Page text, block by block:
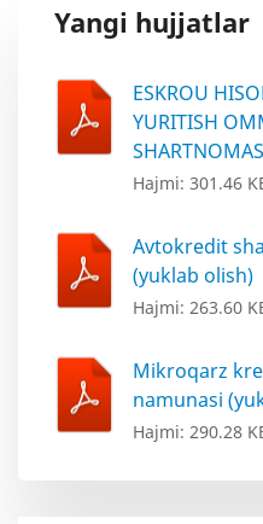
Yangi hujjatlar
ESKROU
YURITISH
Hajmi: 301.46
Avtokredit
(yuklab olish)
Hajmi: 263.60
Mikroqarz
namunasi
Hajmi: 290.28